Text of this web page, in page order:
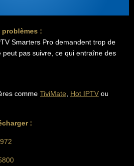
:
Smarters Pro demandent trop de
peut pas suivre, ce qui entraîne des
comme TiviMate Hot IPTV ou
: